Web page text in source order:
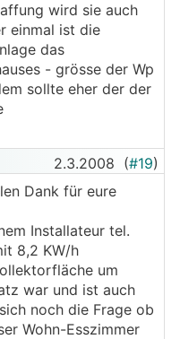
wird sie auch
einmal ist die
das
- grösse der Wp
sollte eher der der
2.3.2008 (#19)
Dank für eure
Installateur tel.
8,2 KW/h
um
war und ist auch
noch die Frage ob
Wohn-Esszimmer